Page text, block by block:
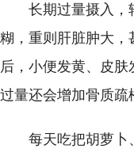
长期过量摄入，
糊，重则肝脏肿大
后，小便发黄、皮
过量还会增加骨质疏
每天吃把胡萝卜